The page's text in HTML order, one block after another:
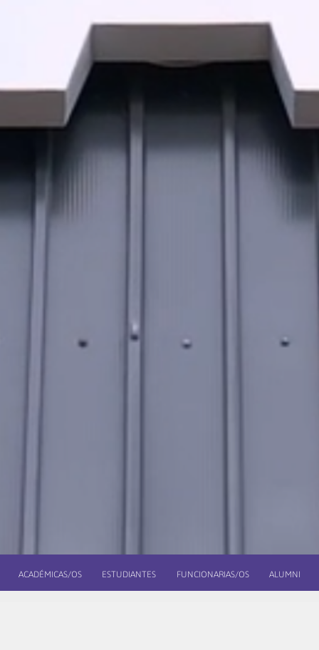
ACADÉMICAS/OS ESTUDIANTES FUNCIONARIAS/OS ALUMNI